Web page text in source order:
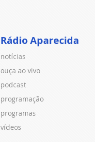
Rádio Aparecida
notícias
ouça ao vivo
podcast
programação
programas
vídeos